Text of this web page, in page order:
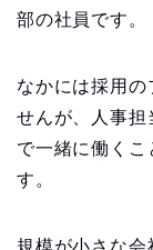
部の社員です。
なかには採用の
せんが、人事担
で一緒に働く
す。
規模が小さな会